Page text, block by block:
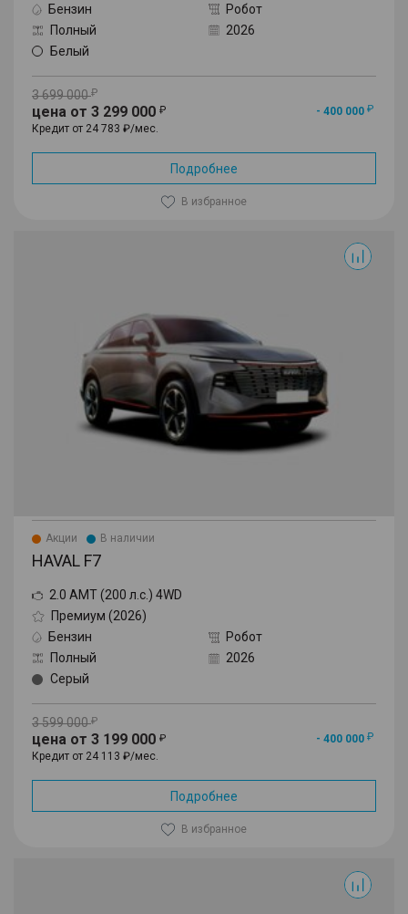
Бензин
Робот
Полный
2026
Белый
3 699 000
цена от 3 299 000
- 400 000
Кредит от 24 783 ₽/мес.
Подробнее
В избранное
Акции В наличии
HAVAL F7
2.0 AMT (200 л.с.) 4WD
Премиум (2026)
Бензин
Робот
Полный
2026
Серый
3 599 000
цена от 3 199 000
- 400 000
Кредит от 24 113 ₽/мес.
Подробнее
В избранное